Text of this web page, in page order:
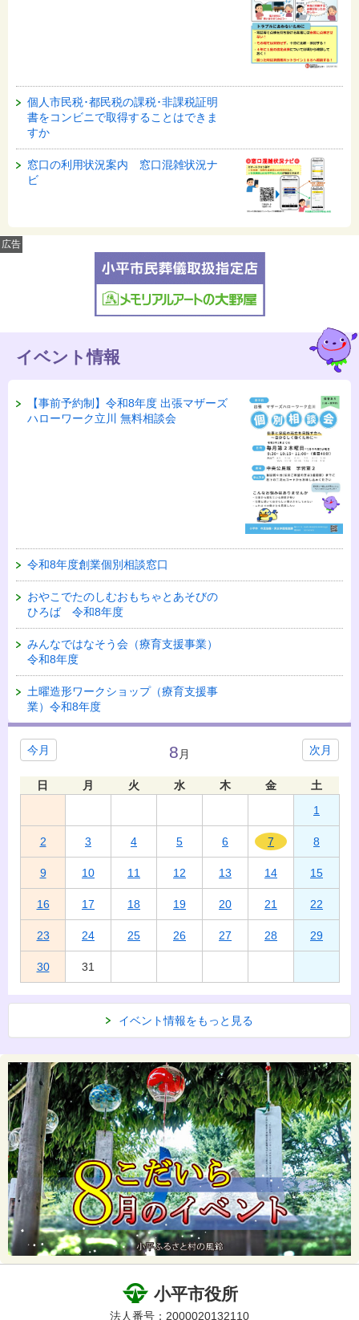
個人市民税･都民税の課税･非課税証明
書をコンビニで取得することはできま
すか
窓口の利用状況案内 窓口混雑状況ナ
ビ
広告
イベント情報
【事前予約制】令和8年度 出張マザーズ
ハローワーク立川 無料相談会
令和8年度創業個別相談窓口
おやこでたのしむおもちゃとあそびの
ひろば 令和8年度
みんなではなそう会（療育支援事業）
令和8年度
土曜造形ワークショップ（療育支援事
業）令和8年度
今月 次月
8 月
日 月 火 水 木 金
土
1
2 3 4 5 6 7 8
9 10 11 12 13 14 15
16 17 18 19 20 21 22
23 24 25 26 27 28 29
30 31
イベント情報をもっと見る
小平市役所
法人番号：2000020132110